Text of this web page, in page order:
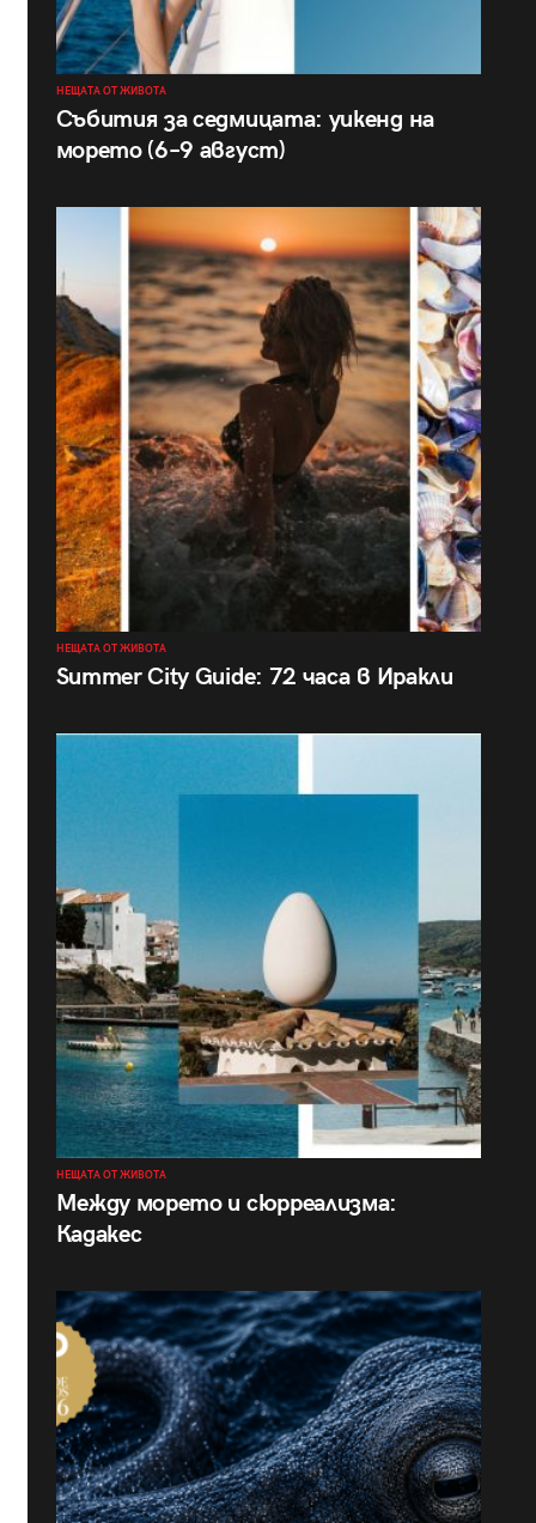
НЕЩАТА ОТ ЖИВОТА
Събития за седмицата: уикенд на
морето (6–9 август)
НЕЩАТА ОТ ЖИВОТА
Summer City Guide: 72 часа в Иракли
НЕЩАТА ОТ ЖИВОТА
Между морето и сюрреализма:
Кадакес